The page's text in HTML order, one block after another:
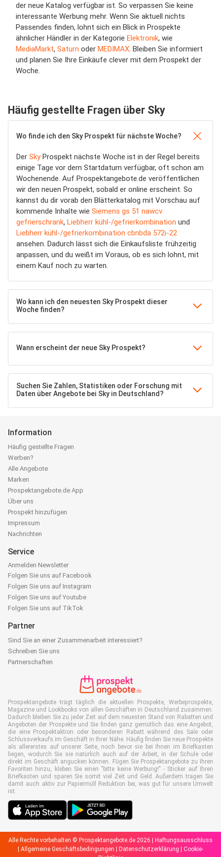
der neue Katalog verfügbar ist. So verpassen Sie keine
interessante Werbung mehr. Wenn Sie aktuell nichts
Passendes finden, lohnt sich ein Blick in Prospekte
ähnlicher Händler in der Kategorie Elektronik, wie
MediaMarkt, Saturn oder MEDIMAX. Bleiben Sie informiert
und planen Sie Ihre Einkäufe clever mit dem Prospekt der
Woche.
Häufig gestellte Fragen über Sky
Wo finde ich den Sky Prospekt für nächste Woche?
Der SkyProspekt nächste Woche ist in der Regel bereits
einige Tage vor dem Startdatum verfügbar, oft schon am
Wochenende. Auf Prospektangebote.de veröffentlichen
wir den neuen Prospekt, sobald er online erscheint. So
kannst du dir vorab den Blätterkatalog mit Vorschau auf
kommende Inhalte wie Siemens gs 51 nawcv
gefrierschrank, Liebherr kühl-/gefrierkombination und
Liebherr kühl-/gefrierkombination cbnbda 572i-22
ansehen. Dadurch lässt sich die Einkaufsliste frühzeitig
anpassen, und du weißt im Voraus, ob es sich lohnt, mit
einem Kauf noch zu warten.
Wo kann ich den neuesten Sky Prospekt dieser
Woche finden?
Wann erscheint der neue Sky Prospekt?
Suchen Sie Zahlen, Statistiken oder Forschung mit
Daten über Angebote bei Sky in Deutschland?
Information
Häufig gestellte Fragen
Werben?
Alle Angebote
Marken
Prospektangebote.de App
Über uns
Prospekt hinzufügen
Impressum
Nachrichten
Service
Anmelden Newsletter
Folgen Sie uns auf Facebook
Folgen Sie uns auf Instagram
Folgen Sie uns auf Youtube
Folgen Sie uns auf TikTok
Partner
Sind Sie an einer Zusammenarbeit interessiert?
Schreiben Sie uns
Partnerschaften
Prospektangebote trägt täglich die aktuellen Prospekte, Werbeprospekte,
Magazine und Lookbooks von allen Geschäften in Deutschland zusammen.
Dadurch bleiben Sie zu jeder Zeit auf dem neuesten Stand von Rabatten und
Angeboten der Prospekte und Sie finden ganz gemütlich das eine Angebot,
die eine Prospektaktion oder besonderen Rabatt während des Sale oder
Schlussverkaufs im Geschäft in Ihrer Nähe. Häufig finden Sie neue Prospekte
als allererstes auf unserer Seite, noch bevor sie bei Ihnen im Briefkasten
liegen, wodurch Sie sie natürlich auch auf der Arbeit, in der Schule oder
direkt im Geschäft angucken können. Fügen Sie Prospektangebote zu Ihren
Favoriten hinzu, kleben Sie einen "bitte keine Werbung!" - Sticker auf Ihren
Briefkasten und sparen Sie somit viel Zeit und Geld. Außerdem tragen Sie
damit auch aktiv zur Papiermüll Reduktion bei, was gut für unsere Umwelt
ist.
Alle Rechte vorbehalten © Prospektangebote.de 2026 |
Haftungsausschluss
Allgemeine Geschäftsbedingungen Datenschutzerklärung
Cookie-